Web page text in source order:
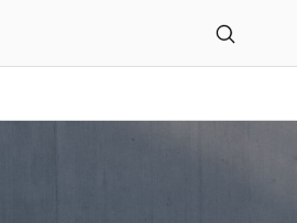
in